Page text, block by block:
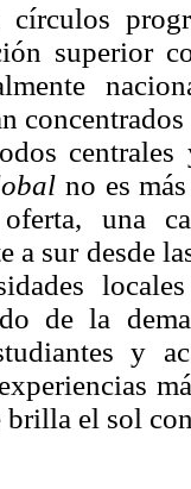
superior
no es
una
a sur desde
de la
y
brilla el sol